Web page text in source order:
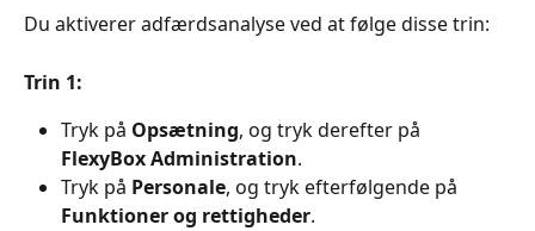
Du aktiverer adfærdsanalyse ved at følge disse trin:
Trin 1:
Tryk på Opsætning, og tryk derefter på
FlexyBox Administration.
Tryk på Personale, og tryk efterfølgende på
Funktioner og rettigheder.